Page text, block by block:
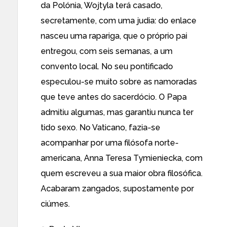
da Polónia, Wojtyla terá casado,
secretamente, com uma judia: do enlace
nasceu uma rapariga, que o próprio pai
entregou, com seis semanas, a um
convento local. No seu pontificado
especulou-se muito sobre as namoradas
que teve antes do sacerdócio. O Papa
admitiu algumas, mas garantiu nunca ter
tido sexo. No Vaticano, fazia-se
acompanhar por uma filósofa norte-
americana, Anna Teresa Tymieniecka, com
quem escreveu a sua maior obra filosófica.
Acabaram zangados, supostamente por
ciúmes.